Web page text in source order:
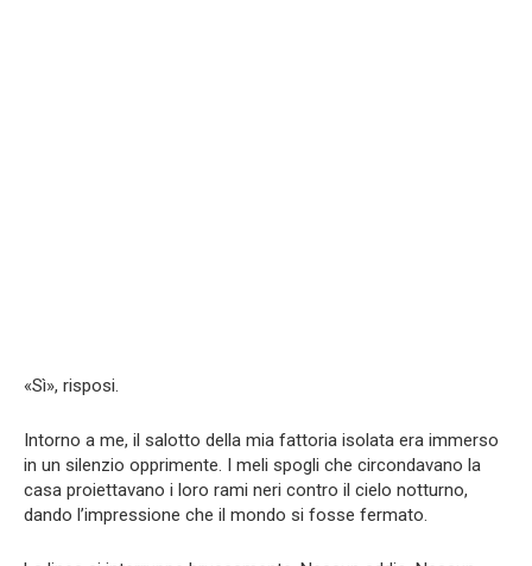
«Sì», risposi.
Intorno a me, il salotto della mia fattoria isolata era immerso
in un silenzio opprimente. I meli spogli che circondavano la
casa proiettavano i loro rami neri contro il cielo notturno,
dando l’impressione che il mondo si fosse fermato.